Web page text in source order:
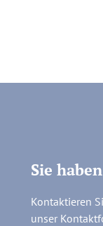
Sie
Kontaktieren
unser